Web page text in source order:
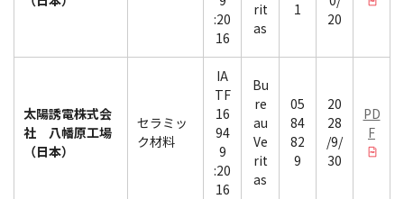
:20
16
rit
as
1
20
太陽誘電株式会
社 八幡原工場
（日本）
セラミッ
ク材料
IA
TF
16
94
9
:20
16
Bu
re
au
Ve
rit
as
05
84
82
9
20
28
/9/
30
PD
F